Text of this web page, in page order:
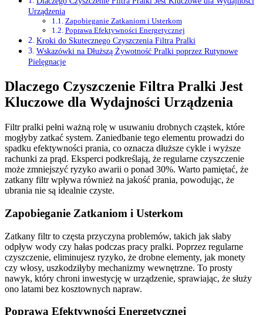
Urządzenia
Zapobieganie Zatkaniom i Usterkom
Poprawa Efektywności Energetycznej
Kroki do Skutecznego Czyszczenia Filtra Pralki
Wskazówki na Dłuższą Żywotność Pralki poprzez Rutynowe
Pielęgnacje
Dlaczego Czyszczenie Filtra Pralki Jest
Kluczowe dla Wydajności Urządzenia
Filtr pralki pełni ważną rolę w usuwaniu drobnych cząstek, które
mogłyby zatkać system. Zaniedbanie tego elementu prowadzi do
spadku efektywności prania, co oznacza dłuższe cykle i wyższe
rachunki za prąd. Eksperci podkreślają, że regularne czyszczenie
może zmniejszyć ryzyko awarii o ponad 30%. Warto pamiętać, że
zatkany filtr wpływa również na jakość prania, powodując, że
ubrania nie są idealnie czyste.
Zapobieganie Zatkaniom i Usterkom
Zatkany filtr to częsta przyczyna problemów, takich jak słaby
odpływ wody czy hałas podczas pracy pralki. Poprzez regularne
czyszczenie, eliminujesz ryzyko, że drobne elementy, jak monety
czy włosy, uszkodziłyby mechanizmy wewnętrzne. To prosty
nawyk, który chroni inwestycję w urządzenie, sprawiając, że służy
ono latami bez kosztownych napraw.
Poprawa Efektywności Energetycznej